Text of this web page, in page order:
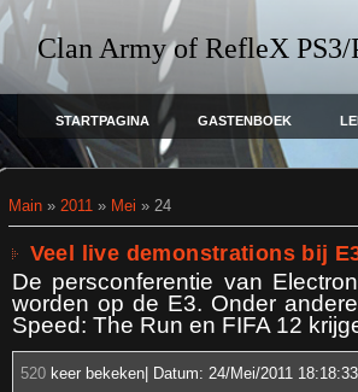
Clan Army of RefleX PS3/
STARTPAGINA GASTENBOEK
Main» 2011 » Mei » 24
Veel live demonstrations bij
De persconferentie van
worden op de E3. Onder
Speed: The Run en FIFA 12
520 keer bekeken| Datum: 24/Mei/2011 18:18:33|